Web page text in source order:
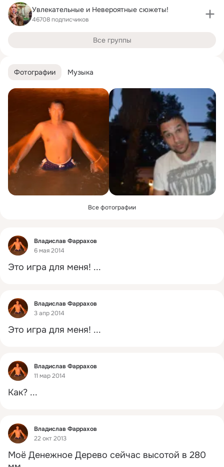
Фотографии Музыка
Все фотографии
Фид
Владислав Фаррахов
6 мая 2014
Это игра для меня! ...
Фид
Владислав Фаррахов
3 апр 2014
Это игра для меня! ...
Фид
Владислав Фаррахов
11 мар 2014
Как? ...
Фид
Владислав Фаррахов
22 окт 2013
Моё Денежное Дерево сейчас высотой в 280
Увлекательные и Невероятные сюжеты!
46708 подписчиков
Все группы